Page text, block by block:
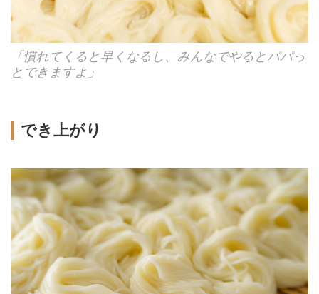
「慣れてくると早くなるし、みんなでやるとパパっ
とできますよ」
でき上がり